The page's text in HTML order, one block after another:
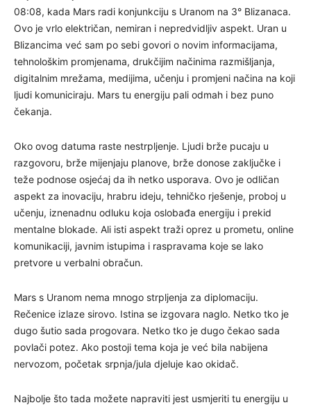
08:08, kada Mars radi konjunkciju s Uranom na 3° Blizanaca.
Ovo je vrlo električan, nemiran i nepredvidljiv aspekt. Uran u
Blizancima već sam po sebi govori o novim informacijama,
tehnološkim promjenama, drukčijim načinima razmišljanja,
digitalnim mrežama, medijima, učenju i promjeni načina na koji
ljudi komuniciraju. Mars tu energiju pali odmah i bez puno
čekanja.
Oko ovog datuma raste nestrpljenje. Ljudi brže pucaju u
razgovoru, brže mijenjaju planove, brže donose zaključke i
teže podnose osjećaj da ih netko usporava. Ovo je odličan
aspekt za inovaciju, hrabru ideju, tehničko rješenje, proboj u
učenju, iznenadnu odluku koja oslobađa energiju i prekid
mentalne blokade. Ali isti aspekt traži oprez u prometu, online
komunikaciji, javnim istupima i raspravama koje se lako
pretvore u verbalni obračun.
Mars s Uranom nema mnogo strpljenja za diplomaciju.
Rečenice izlaze sirovo. Istina se izgovara naglo. Netko tko je
dugo šutio sada progovara. Netko tko je dugo čekao sada
povlači potez. Ako postoji tema koja je već bila nabijena
nervozom, početak srpnja/jula djeluje kao okidač.
Najbolje što tada možete napraviti jest usmjeriti tu energiju u